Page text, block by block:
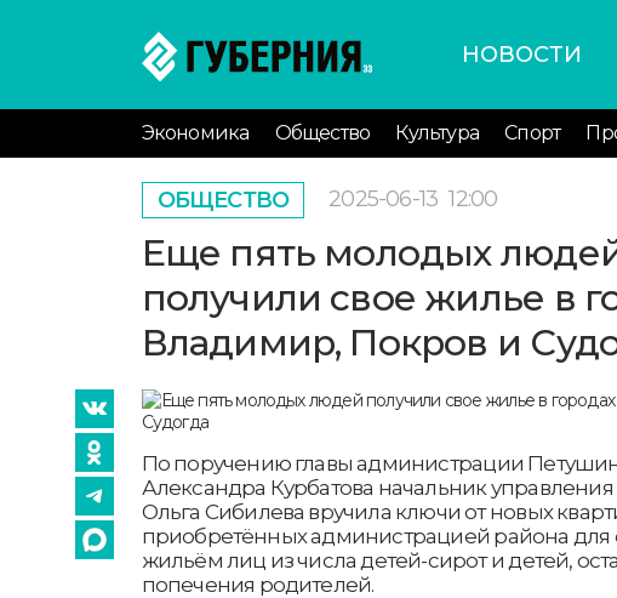
НОВОСТИ
Экономика Общество Культура Спорт
ОБЩЕСТВО 2025-06-13 12:00
Еще пять молодых
получили свое жилье в
Владимир, Покров и
По поручению главы администрации
Александра Курбатова начальник
Ольга Сибилева вручила ключи от новых
приобретённых администрацией района для
жильём лиц из числа детей-сирот и детей,
попечения родителей.